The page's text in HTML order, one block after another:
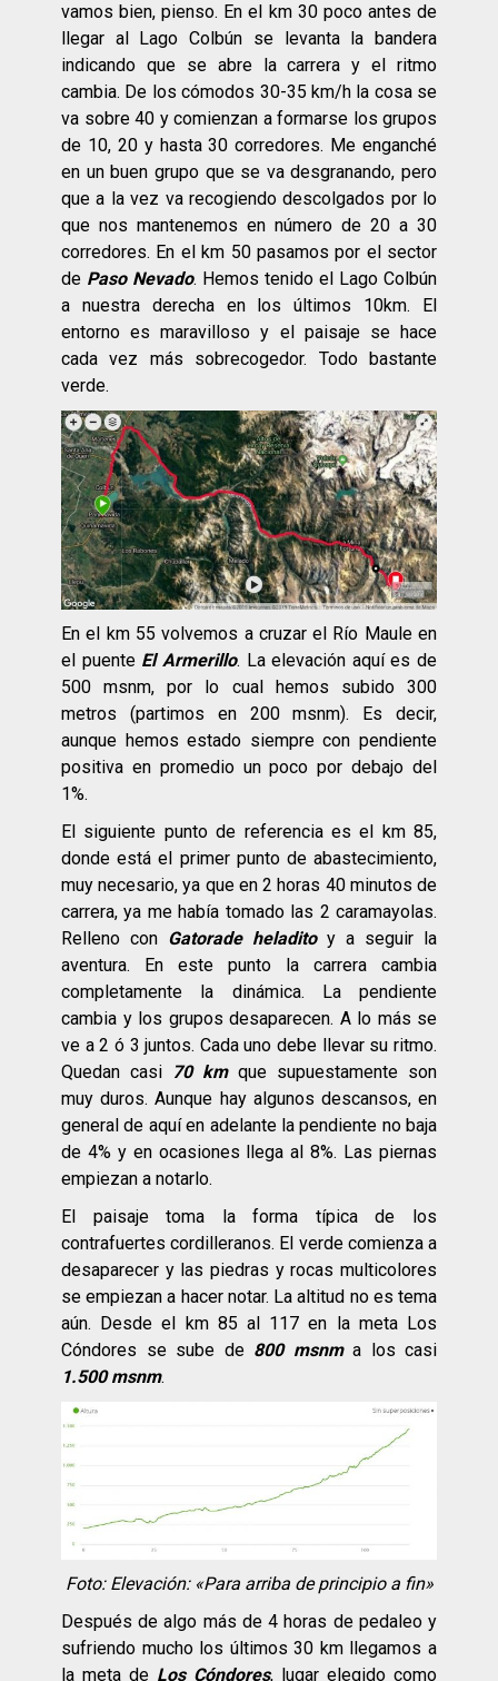
vamos bien, pienso. En el km 30 poco antes de
llegar al Lago Colbún se levanta la bandera
indicando que se abre la carrera y el ritmo
cambia. De los cómodos 30-35 km/h la cosa se
va sobre 40 y comienzan a formarse los grupos
de 10, 20 y hasta 30 corredores. Me enganché
en un buen grupo que se va desgranando, pero
que a la vez va recogiendo descolgados por lo
que nos mantenemos en número de 20 a 30
corredores. En el km 50 pasamos por el sector
de Paso Nevado. Hemos tenido el Lago Colbún
a nuestra derecha en los últimos 10km. El
entorno es maravilloso y el paisaje se hace
cada vez más sobrecogedor. Todo bastante
verde.
En el km 55 volvemos a cruzar el Río Maule en
el puente El Armerillo. La elevación aquí es de
500 msnm, por lo cual hemos subido 300
metros (partimos en 200 msnm). Es decir,
aunque hemos estado siempre con pendiente
positiva en promedio un poco por debajo del
1%.
El siguiente punto de referencia es el km 85,
donde está el primer punto de abastecimiento,
muy necesario, ya que en 2 horas 40 minutos de
carrera, ya me había tomado las 2 caramayolas.
Relleno con Gatorade heladitoy a seguir la
aventura. En este punto la carrera cambia
completamente la dinámica. La pendiente
cambia y los grupos desaparecen. A lo más se
ve a 2 ó 3 juntos. Cada uno debe llevar su ritmo.
Quedan casi 70 kmque supuestamente son
muy duros. Aunque hay algunos descansos, en
general de aquí en adelante la pendiente no baja
de 4% y en ocasiones llega al 8%. Las piernas
empiezan a notarlo.
El paisaje toma la forma típica de los
contrafuertes cordilleranos. El verde comienza a
desaparecer y las piedras y rocas multicolores
se empiezan a hacer notar. La altitud no es tema
aún. Desde el km 85 al 117 en la meta Los
Cóndores se sube de 800 msnma los casi
1.500 msnm.
Foto: Elevación: «Para arriba de principio a fin»
Después de algo más de 4 horas de pedaleo y
sufriendo mucho los últimos 30 km llegamos a
la meta de Los Cóndores, lugar elegido como